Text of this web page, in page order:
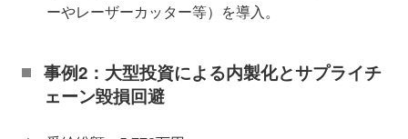
ーやレーザーカッター等）を導入。
事例2：大型投資による内製化とサプライチ
ェーン毀損回避